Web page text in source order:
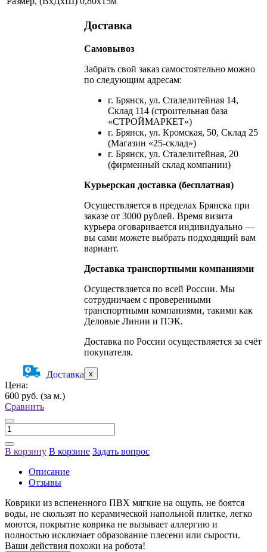
Доставка
Доставка
Самовывоз
Забрать свой заказ самостоятельно можно
по следующим адресам:
г. Брянск, ул. Сталелитейная 14,
Склад 114 (строительная база
«СТРОЙМАРКЕТ»)
г. Брянск, ул. Кромская, 50, Склад 25
(Магазин «25-склад»)
г. Брянск, ул. Сталелитейная, 20
(фирменный склад компании)
Курьерская доставка (бесплатная)
Осуществляется в пределах Брянска при
заказе от 3000 рублей. Время визита
курьера оговаривается индивидуально —
вы сами можете выбрать подходящий вам
вариант.
Доставка транспортными компаниями
Осуществляется по всей России. Мы
сотрудничаем с проверенными
транспортными компаниями, такими как
Деловые Линии и ПЭК.
Доставка по России осуществляется за счёт
покупателя.
x
Цена:
600 руб. (за м.)
Сравнить
В корзину В корзине Задать вопрос
Описание
Отзывы
Коврики из вспененного ПВХ мягкие на ощупь, не боятся
воды, не скользят по керамической напольной плитке, легко
моются, покрытие коврика не вызывает аллергию и
полностью исключает образование плесени или сырости.
Ваши действия похожи на робота!